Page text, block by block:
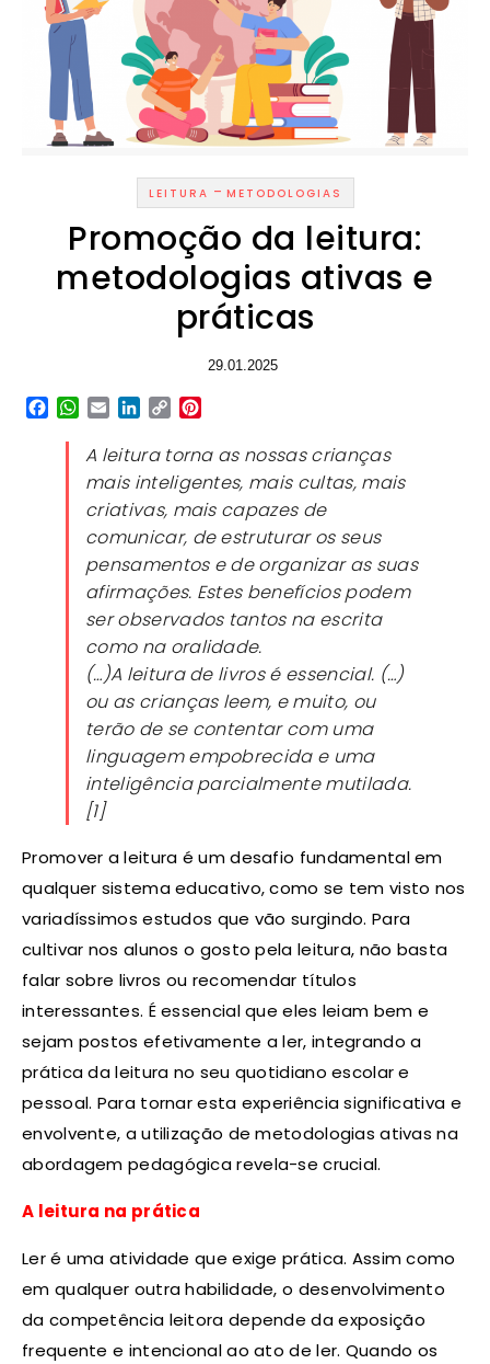
LEITURA - METODOLOGIAS
Promoção da leitura:
metodologias ativas e
práticas
29.01.2025
Facebook
WhatsApp
EmailLinkedIn
Copy
A leitura torna as nossas crianças
mais inteligentes, mais cultas, mais
criativas, mais capazes de
comunicar, de estruturar os seus
pensamentos e de organizar as suas
afirmações. Estes benefícios podem
ser observados tantos na escrita
como na oralidade.
(…)A leitura de livros é essencial. (…)
ou as crianças leem, e muito, ou
terão de se contentar com uma
linguagem empobrecida e uma
inteligência parcialmente mutilada.
[1]
Promover a leitura é um desafio fundamental em
qualquer sistema educativo, como se tem visto nos
variadíssimos estudos que vão surgindo. Para
cultivar nos alunos o gosto pela leitura, não basta
falar sobre livros ou recomendar títulos
interessantes. É essencial que eles leiam bem e
sejam postos efetivamente a ler, integrando a
prática da leitura no seu quotidiano escolar e
pessoal. Para tornar esta experiência significativa e
envolvente, a utilização de metodologias ativas na
abordagem pedagógica revela-se crucial.
A leitura na prática
Ler é uma atividade que exige prática. Assim como
em qualquer outra habilidade, o desenvolvimento
da competência leitora depende da exposição
frequente e intencional ao ato de ler. Quando os